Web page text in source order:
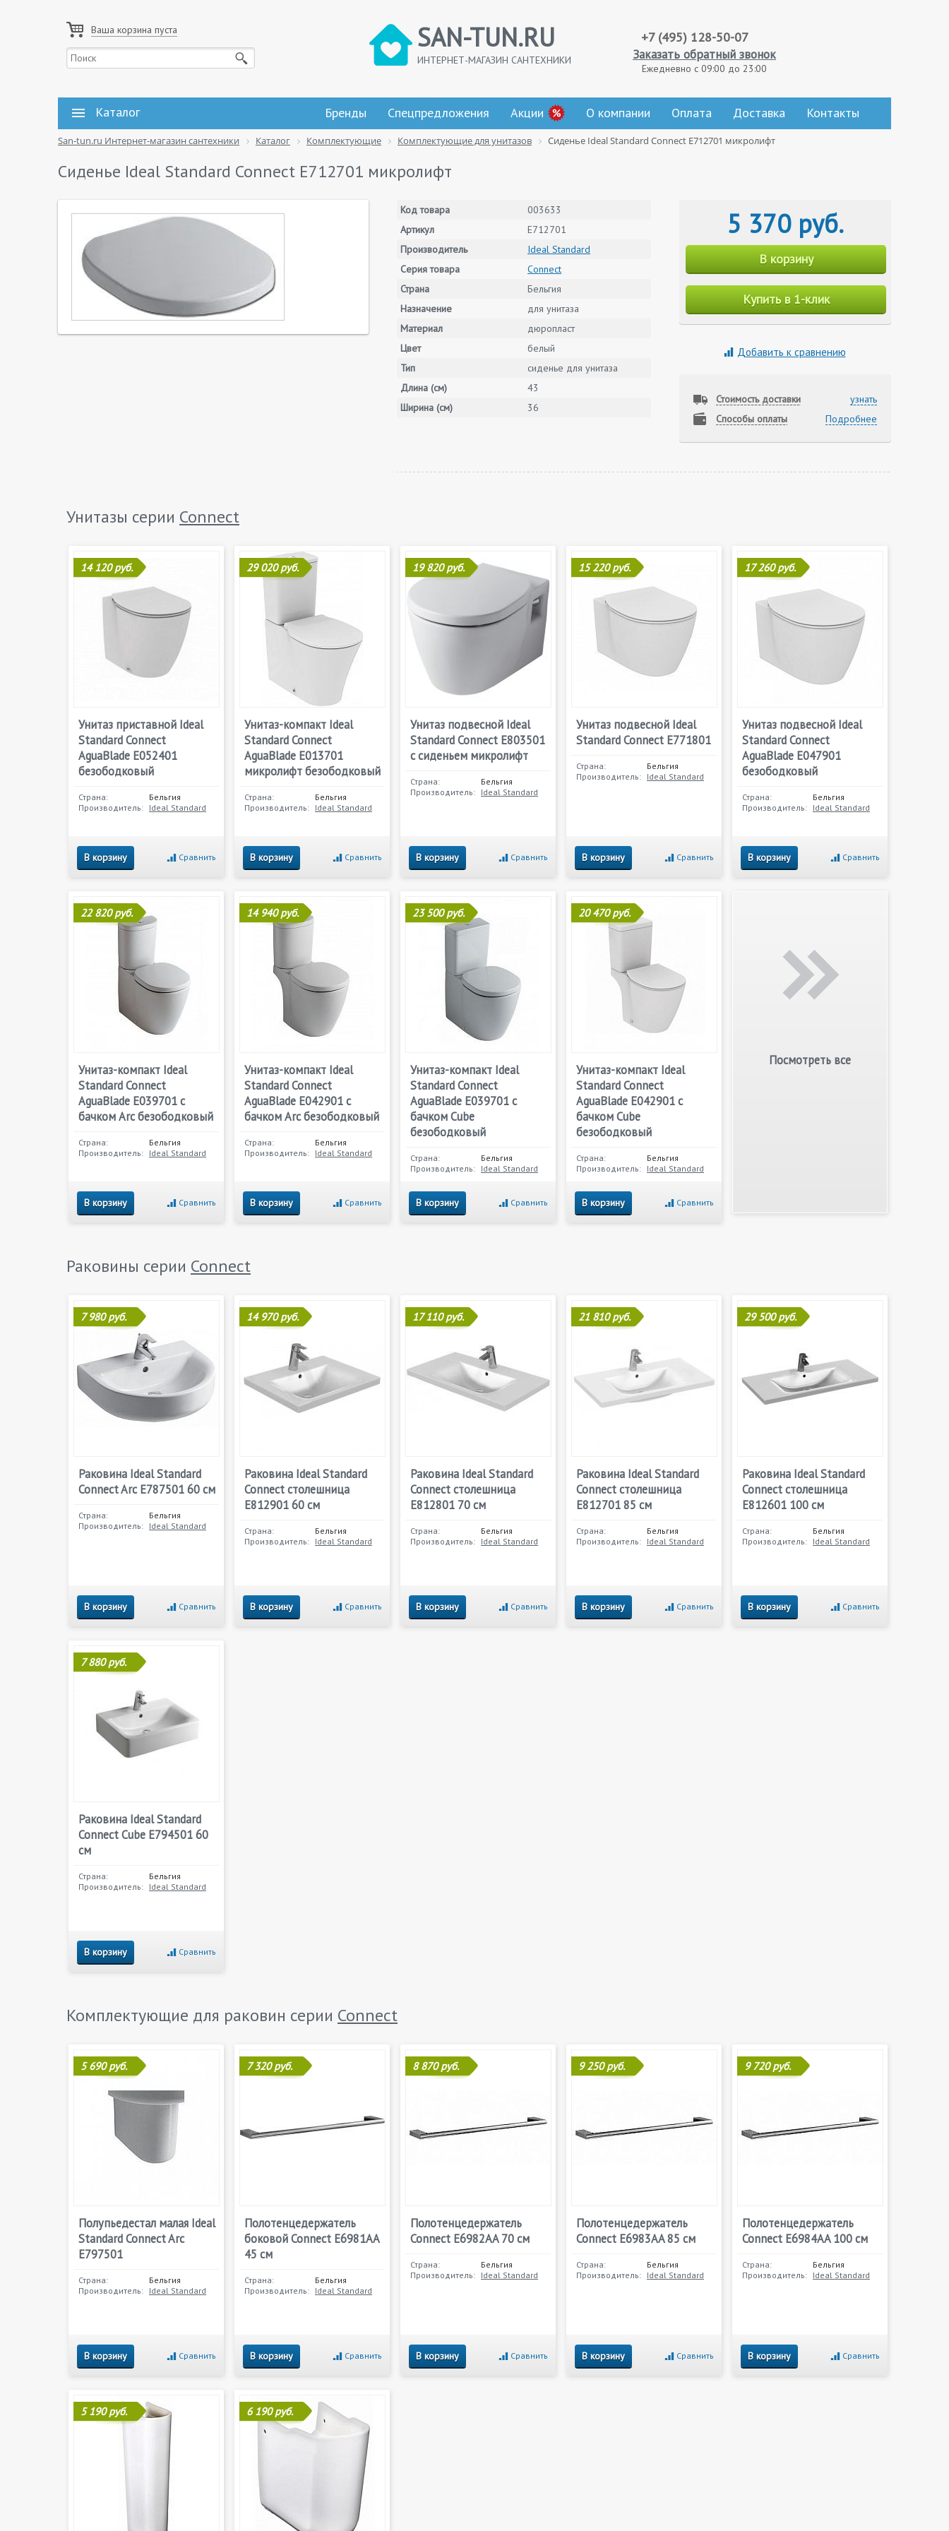
Ваша корзина пуста SAN-TUN.RU
ИНТЕРНЕТ-МАГАЗИН САНТЕХНИКИ
+7 (495) 128-50-07
Заказать обратный звонок
Ежедневно с 09:00 до 23:00
Каталог Бренды Спецпредложения Акции О компании Оплата Доставка Контакты
San-tun.ru Интернет-магазин сантехники Каталог Комплектующие Комплектующие для унитазов Сиденье Ideal Standard Connect E712701 микролифт
Сиденье Ideal Standard Connect E712701 микролифт
Код товара
003633
Артикул
E712701
Производитель
Ideal Standard
Серия товара
Connect
Страна
Бельгия
Назначение
для унитаза
Материал
дюропласт
Цвет
белый
Тип
сиденье для унитаза
Длина (см)
43
Ширина (см)
36
5 370 руб.
В корзину
Купить в 1-клик
Добавить к сравнению
Стоимость доставки
узнать
Способы оплаты
Подробнее
Унитазы серии Connect
14 120 руб.
Унитаз приставной Ideal
Standard Connect
AguaBlade E052401
безободковый
Страна:
Бельгия
Производитель: Ideal Standard
В корзину Сравнить
29 020 руб.
Унитаз-компакт Ideal
Standard Connect
AguaBlade E013701
микролифт безободковый
Страна:
Бельгия
Производитель: Ideal Standard
В корзину Сравнить
19 820 руб.
Унитаз подвесной Ideal
Standard Connect E803501
с сиденьем микролифт
Страна:
Бельгия
Производитель: Ideal Standard
В корзину Сравнить
15 220 руб.
Унитаз подвесной Ideal
Standard Connect E771801
Страна:
Бельгия
Производитель: Ideal Standard
В корзину Сравнить
17 260 руб.
Унитаз подвесной Ideal
Standard Connect
AguaBlade E047901
безободковый
Страна:
Бельгия
Производитель: Ideal Standard
В корзину Сравнить
22 820 руб.
Унитаз-компакт Ideal
Standard Connect
AguaBlade E039701 с
бачком Arc безободковый
Страна:
Бельгия
Производитель: Ideal Standard
В корзину Сравнить
14 940 руб.
Унитаз-компакт Ideal
Standard Connect
AguaBlade E042901 с
бачком Arc безободковый
Страна:
Бельгия
Производитель: Ideal Standard
В корзину Сравнить
23 500 руб.
Унитаз-компакт Ideal
Standard Connect
AguaBlade E039701 с
бачком Cube
безободковый
Страна:
Бельгия
Производитель: Ideal Standard
В корзину Сравнить
20 470 руб.
Унитаз-компакт Ideal
Standard Connect
AguaBlade E042901 с
бачком Cube
безободковый
Страна:
Бельгия
Производитель: Ideal Standard
В корзину Сравнить
Посмотреть все
Раковины серии Connect
7 980 руб.
Раковина Ideal Standard
Connect Arc E787501 60 см
Страна:
Бельгия
Производитель: Ideal Standard
В корзину Сравнить
14 970 руб.
Раковина Ideal Standard
Connect столешница
E812901 60 см
Страна:
Бельгия
Производитель: Ideal Standard
В корзину Сравнить
17 110 руб.
Раковина Ideal Standard
Connect столешница
E812801 70 см
Страна:
Бельгия
Производитель: Ideal Standard
В корзину Сравнить
21 810 руб.
Раковина Ideal Standard
Connect столешница
E812701 85 см
Страна:
Бельгия
Производитель: Ideal Standard
В корзину Сравнить
29 500 руб.
Раковина Ideal Standard
Connect столешница
E812601 100 см
Страна:
Бельгия
Производитель: Ideal Standard
В корзину Сравнить
7 880 руб.
Раковина Ideal Standard
Connect Cube E794501 60
см
Страна:
Бельгия
Производитель: Ideal Standard
В корзину Сравнить
Комплектующие для раковин серии Connect
5 690 руб.
Полупьедестал малая Ideal
Standard Connect Arc
E797501
Страна:
Бельгия
Производитель: Ideal Standard
В корзину Сравнить
7 320 руб.
Полотенцедержатель
боковой Connect E6981AA
45 см
Страна:
Бельгия
Производитель: Ideal Standard
В корзину Сравнить
8 870 руб.
Полотенцедержатель
Connect E6982AA 70 см
Страна:
Бельгия
Производитель: Ideal Standard
В корзину Сравнить
9 250 руб.
Полотенцедержатель
Connect E6983AA 85 см
Страна:
Бельгия
Производитель: Ideal Standard
В корзину Сравнить
9 720 руб.
Полотенцедержатель
Connect E6984AA 100 см
Страна:
Бельгия
Производитель: Ideal Standard
В корзину Сравнить
5 190 руб. 6 190 руб.